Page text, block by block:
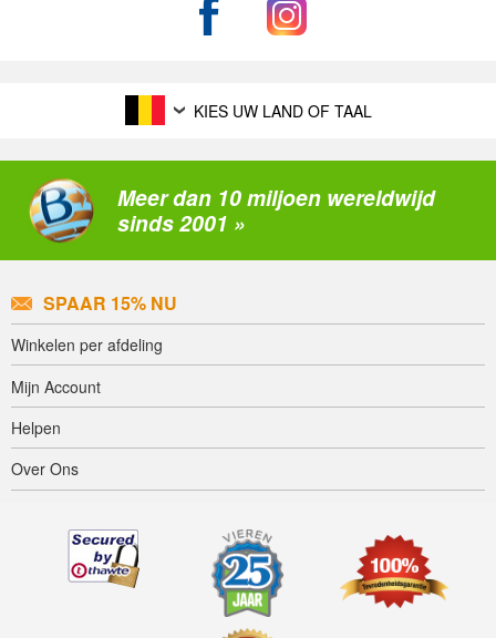
KIES UW LAND OF TAAL
Meer dan 10 miljoen wereldwijd
sinds 2001 »
SPAAR 15% NU
Winkelen per afdeling
Mijn Account
Helpen
Over Ons